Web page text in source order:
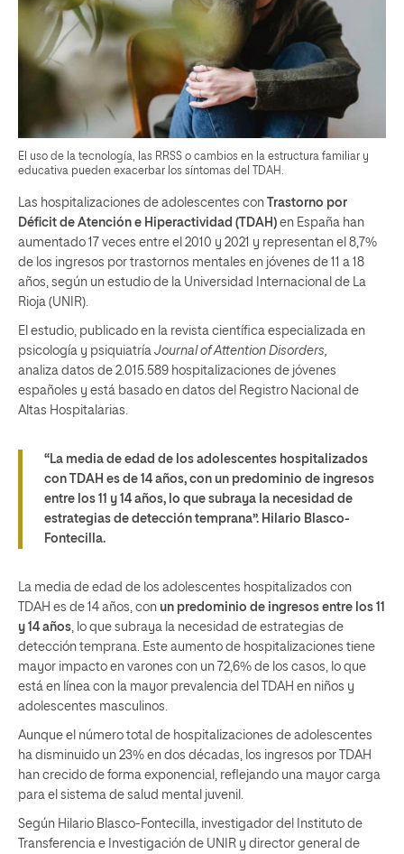
El uso de la tecnología, las RRSS o cambios en la estructura familiar y
educativa pueden exacerbar los síntomas del TDAH.
Las hospitalizaciones de adolescentes con Trastorno por
Déficit de Atención e Hiperactividad (TDAH) en España han
aumentado 17 veces entre el 2010 y 2021 y representan el 8,7%
de los ingresos por trastornos mentales en jóvenes de 11 a 18
años, según un estudio de la Universidad Internacional de La
Rioja (UNIR).
El estudio, publicado en la revista científica especializada en
psicología y psiquiatría Journal of Attention Disorders,
analiza datos de 2.015.589 hospitalizaciones de jóvenes
españoles y está basado en datos del Registro Nacional de
Altas Hospitalarias.
“La media de edad de los adolescentes hospitalizados
con TDAH es de 14 años, con un predominio de ingresos
entre los 11 y 14 años, lo que subraya la necesidad de
estrategias de detección temprana”. Hilario Blasco-
Fontecilla.
La media de edad de los adolescentes hospitalizados con
TDAH es de 14 años, con un predominio de ingresos entre los 11
y 14 años , lo que subraya la necesidad de estrategias de
detección temprana. Este aumento de hospitalizaciones tiene
mayor impacto en varones con un 72,6% de los casos, lo que
está en línea con la mayor prevalencia del TDAH en niños y
adolescentes masculinos.
Aunque el número total de hospitalizaciones de adolescentes
ha disminuido un 23% en dos décadas, los ingresos por TDAH
han crecido de forma exponencial, reflejando una mayor carga
para el sistema de salud mental juvenil.
Según Hilario Blasco-Fontecilla, investigador del Instituto de
Transferencia e Investigación de UNIR y director general de